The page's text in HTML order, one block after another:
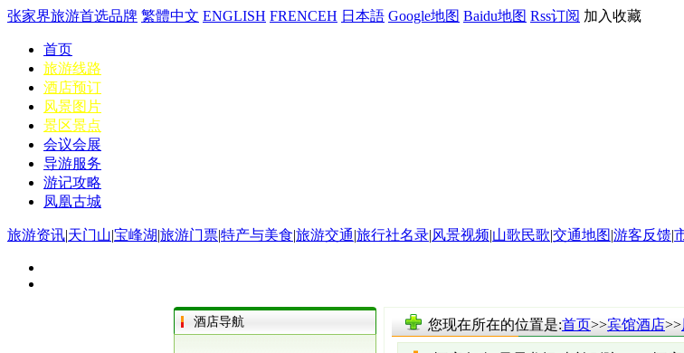
张家界旅游首选品牌 繁體中文 ENGLISH FRENCEH 日本語 Google地图 Baidu地图 Rss订阅 加入收藏
首页
旅游线路
酒店预订
风景图片
景区景点
会议会展
导游服务
游记攻略
凤凰古城
旅游资讯|天门山|宝峰湖|旅游门票|特产与美食|旅游交通|旅行社名录|风景视频|山歌民歌|交通地图|游客反馈|
酒店导航 您现在所在的位置是:首页>>宾馆酒店>>